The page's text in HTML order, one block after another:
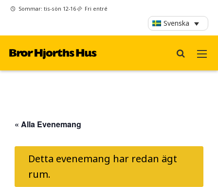
Sommar: tis-sön 12-16 Fri entré
Svenska
« Alla Evenemang
Detta evenemang har redan ägt
rum.